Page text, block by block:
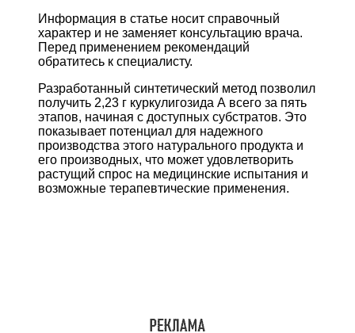
Информация в статье носит справочный
характер и не заменяет консультацию врача.
Перед применением рекомендаций
обратитесь к специалисту.
Разработанный синтетический метод позволил
получить 2,23 г куркулигозида А всего за пять
этапов, начиная с доступных субстратов. Это
показывает потенциал для надежного
производства этого натурального продукта и
его производных, что может удовлетворить
растущий спрос на медицинские испытания и
возможные терапевтические применения.